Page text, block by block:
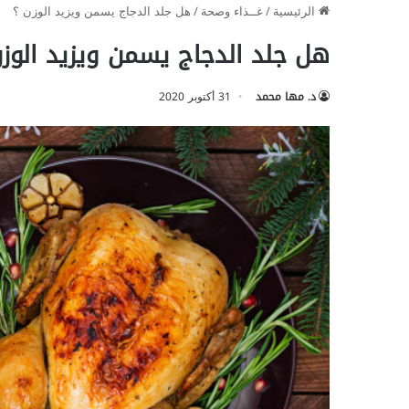
الرئيسية/غــذاء وصحة/هل جلد الدجاج يسمن ويزيد الوزن ؟
هل جلد الدجاج يسمن ويزيد
د. مها محمد 31 أكتوبر 2020